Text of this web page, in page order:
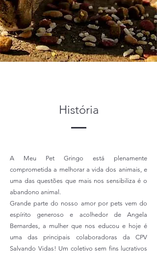
História
A Meu Pet Gringo está plenamente
comprometida a melhorar a vida dos animais, e
uma das questões que mais nos sensibiliza é o
abandono animal.
Grande parte do nosso amor por pets vem do
espírito generoso e acolhedor de Angela
Bernardes, a mulher que nos educou e hoje é
uma das principais colaboradoras da CPV
Salvando Vidas! Um coletivo sem fins lucrativos